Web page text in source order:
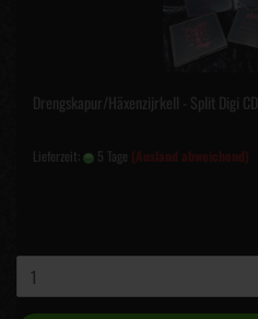
Drengskapur/Häxenzijrkell - Split Digi CD
Lieferzeit: 5 Tage (Ausland abweichend)